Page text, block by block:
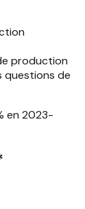
production
questions de
en 2023-